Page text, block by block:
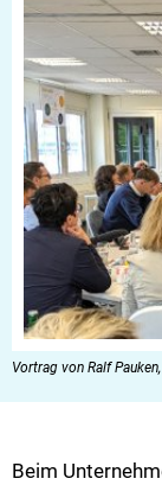
Vortrag von Ralf
Beim